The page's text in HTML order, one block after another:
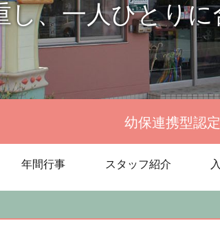
し、一人ひとり
幼保連携型認
年間行事 スタッフ紹介